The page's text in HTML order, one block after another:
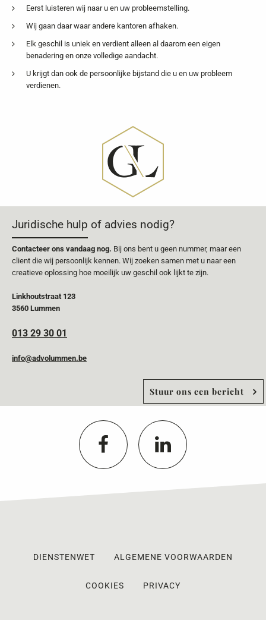
Eerst luisteren wij naar u en uw probleemstelling.
Wij gaan daar waar andere kantoren afhaken.
Elk geschil is uniek en verdient alleen al daarom een eigen
benadering en onze volledige aandacht.
U krijgt dan ook de persoonlijke bijstand die u en uw probleem
verdienen.
Juridische hulp of advies nodig?
Contacteer ons vandaag nog. Bij ons bent u geen nummer, maar een
client die wij persoonlijk kennen. Wij zoeken samen met u naar een
creatieve oplossing hoe moeilijk uw geschil ook lijkt te zijn.
Linkhoutstraat 123
3560 Lummen
013 29 30 01
info@advolummen.be
Stuur ons een bericht
DIENSTENWET ALGEMENE VOORWAARDEN
COOKIES PRIVACY